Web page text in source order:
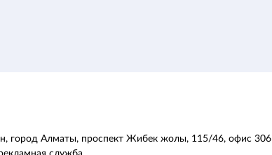
город Алматы, проспект Жибек жолы, 115/46, офис 306